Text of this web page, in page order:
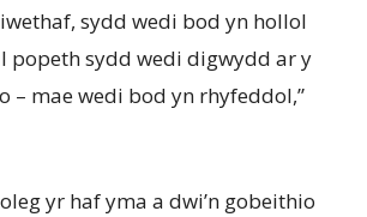
, sydd wedi bod yn hollol
popethsydd wedi digwydd ary
– maewedi bod yn rhyfeddol,”
yr hafyma a dwi’n gobeithio